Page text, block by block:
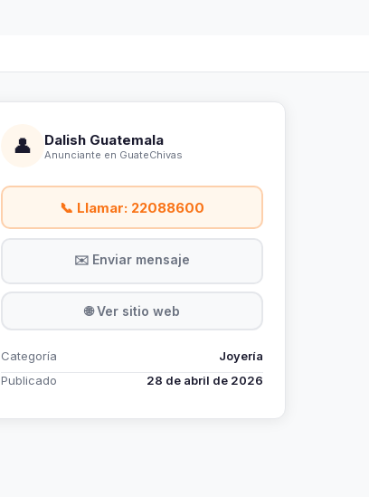
👤 Dalish Guatemala
Anunciante en GuateChivas
📞 Llamar: 22088600
✉️ Enviar mensaje
🌐 Ver sitio web
Categoría
Joyería
Publicado
28 de abril de 2026